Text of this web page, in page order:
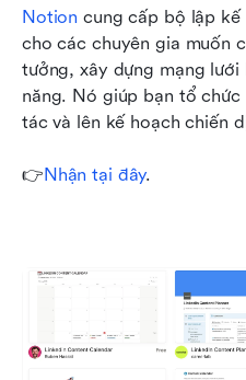
Notion cung cấp bộ lập kế
cho các chuyên gia muốn
tưởng, xây dựng mạng
năng. Nó giúp bạn tổ
tác và lên kế hoạch chiến
👉 Nhận tại đây.